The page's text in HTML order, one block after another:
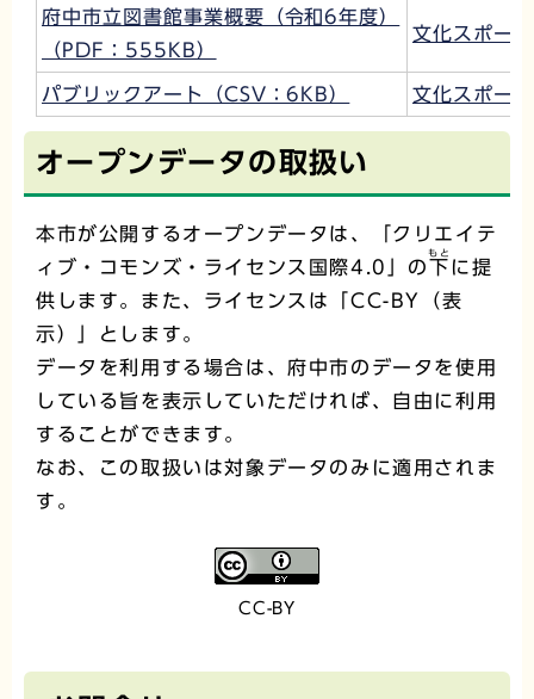
府中市立図書館事業概要（令和6年度）
（PDF：555KB）
文化スポー
パブリックアート（CSV：6KB） 文化スポー
オープンデータの取扱い
CC-BY
本市が公開するオープンデータは、「クリエイテ
ィブ・コモンズ・ライセンス国際4.0」の下
もと
に提
供します。また、ライセンスは「CC-BY（表
示）」とします。
データを利用する場合は、府中市のデータを使用
している旨を表示していただければ、自由に利用
することができます。
なお、この取扱いは対象データのみに適用されま
す。